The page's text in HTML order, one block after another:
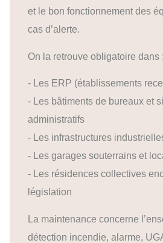
et le bon fonctionnement des
cas d’alerte.
On la retrouve obligatoire dans :
- Les ERP (établissements
- Les bâtiments de bureaux et
administratifs
- Les infrastructures
- Les garages souterrains et
- Les résidences collectives
législation
La maintenance concerne
détection incendie, alarme,